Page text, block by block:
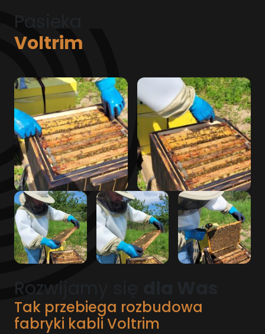
Pasieka
Voltrim
Rozwijamy się
Tak przebiega rozbudowa
fabryki kabli Voltrim